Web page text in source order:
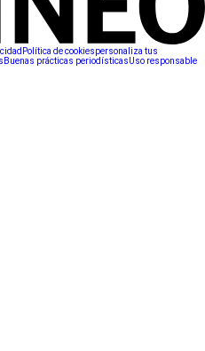
Política de cookiespersonaliza tus
Buenas prácticas periodísticasUso responsable